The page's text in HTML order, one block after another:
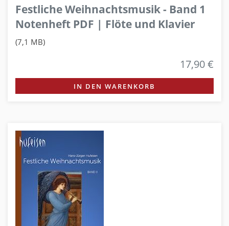
Festliche Weihnachtsmusik - Band 1
Notenheft PDF | Flöte und Klavier
(7,1 MB)
17,90 €
IN DEN WARENKORB